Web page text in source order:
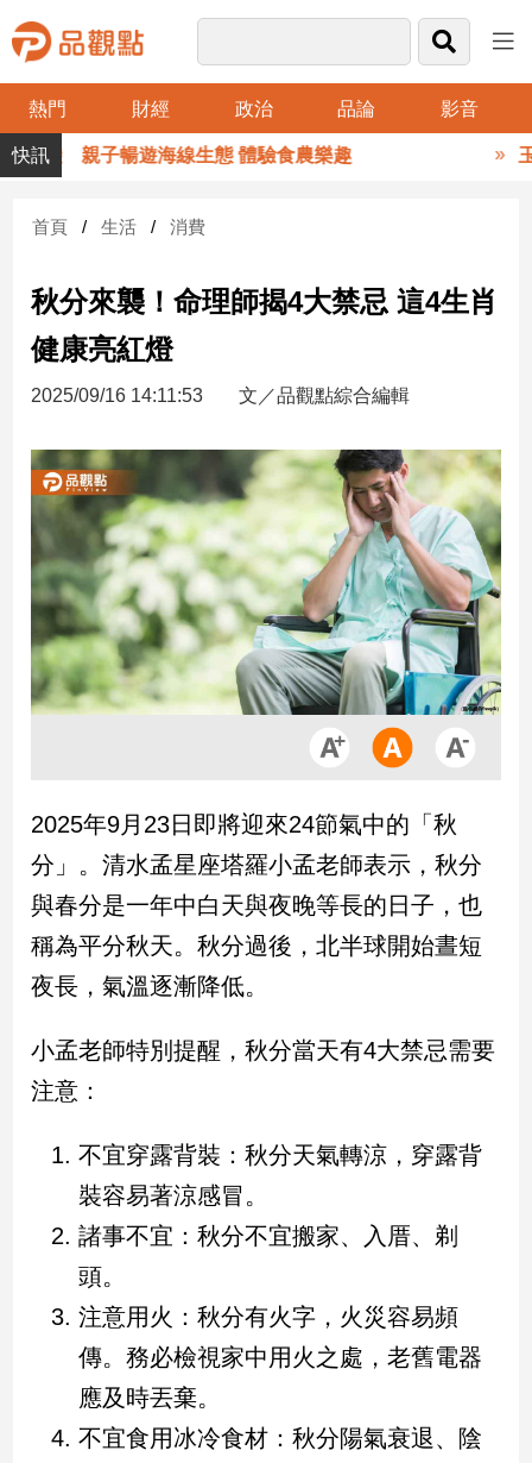
熱門 財經 政治 品論 影音
品
觀
財
台
財
新
產
經/
股
市
房
地
品
政
政
治
焦
品
點
民
調
會
觀
國
袋 親子暢遊海線生態 體驗食農樂趣 玉
首頁 生活 消費
秋分來襲！命理師揭4大禁忌 這4生肖
健康亮紅燈
2025/09/16 14:11:53 文／品觀點綜合編輯
2025年9月23日即將迎來24節氣中的「秋
分」。清水孟星座塔羅小孟老師表示，秋分
與春分是一年中白天與夜晚等長的日子，也
稱為平分秋天。秋分過後，北半球開始晝短
夜長，氣溫逐漸降低。
小孟老師特別提醒，秋分當天有4大禁忌需要
注意：
不宜穿露背裝：秋分天氣轉涼，穿露背
裝容易著涼感冒。
諸事不宜：秋分不宜搬家、入厝、剃
頭。
注意用火：秋分有火字，火災容易頻
傳。務必檢視家中用火之處，老舊電器
應及時丟棄。
不宜食用冰冷食材：秋分陽氣衰退、陰